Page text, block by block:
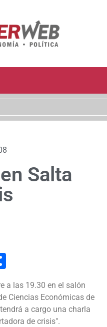
Salta
a las 19.30 en el salón
Ciencias Económicas de
a cargo una charla
de crisis".